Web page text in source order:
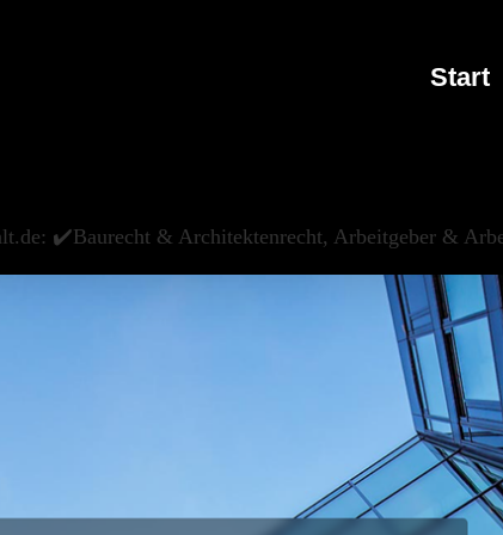
Start
✔️Baurecht & Architektenrecht, Arbeitgeber &